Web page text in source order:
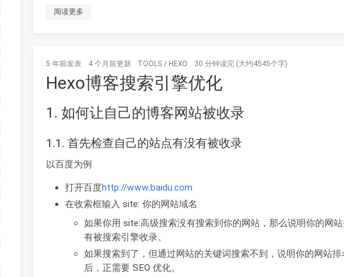
阅读更多
5 年前发表 4 个月前更新 TOOLS / HEXO 30 分钟读完 (大约4545个字)
Hexo博客搜索引擎优化
1. 如何让自己的博客网站被收录
1.1. 首先检查自己的站点有没有被收录
以百度为例
打开百度http://www.baidu.com
在收索框输入 site: 你的网站域名
如果你用 site:高级搜索没有搜索到你的网站，那么说明你的网
有被搜索引擎收录。
如果搜索到了，但通过网站的关键词搜索不到，说明你的网站排
后，正需要 SEO 优化。